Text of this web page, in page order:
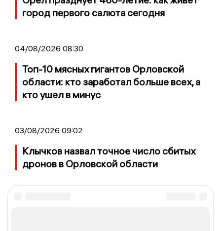
город первого салюта сегодня
04/08/2026 08:30
Топ-10 мясных гигантов Орловской
области: кто заработал больше всех, а
кто ушел в минус
03/08/2026 09:02
Клычков назвал точное число сбитых
дронов в Орловской области